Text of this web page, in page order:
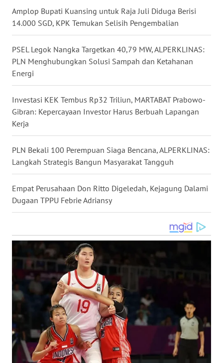
Amplop Bupati Kuansing untuk Raja Juli Diduga Berisi
14.000 SGD, KPK Temukan Selisih Pengembalian
PSEL Legok Nangka Targetkan 40,79 MW, ALPERKLINAS:
PLN Menghubungkan Solusi Sampah dan Ketahanan
Energi
Investasi KEK Tembus Rp32 Triliun, MARTABAT Prabowo-
Gibran: Kepercayaan Investor Harus Berbuah Lapangan
Kerja
PLN Bekali 100 Perempuan Siaga Bencana, ALPERKLINAS:
Langkah Strategis Bangun Masyarakat Tangguh
Empat Perusahaan Don Ritto Digeledah, Kejagung Dalami
Dugaan TPPU Febrie Adriansy
WN
NUSANTARA
WN
JOGJA
WN
JATIM
WN
BALI
WN
KALTENG
WN
KALTARA
WN
KALSEL
KALTIM
WN
SULSEL